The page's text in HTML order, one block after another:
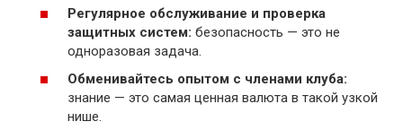
Регулярное обслуживание и проверка
защитных систем: безопасность — это не
одноразовая задача.
Обменивайтесь опытом с членами клуба:
знание — это самая ценная валюта в такой узкой
нише.